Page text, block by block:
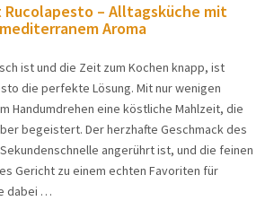
Rucolapesto – Alltagsküche mit
mediterranem Aroma
ist und die Zeit zum Kochen knapp, ist
die perfekte Lösung. Mit nur wenigen
Handumdrehen eine köstliche Mahlzeit, die
begeistert. Der herzhafte Geschmack des
angerührt ist, und die feinen
Gericht zu einem echten Favoriten für
dabei …